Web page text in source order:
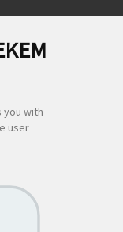
you with
user